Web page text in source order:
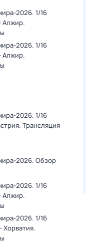
2026. 1/16
Алжир.
2026. 1/16
Алжир.
2026. 1/16
Трансляция
2026. Обзор
2026. 1/16
Алжир.
2026. 1/16
Хорватия.